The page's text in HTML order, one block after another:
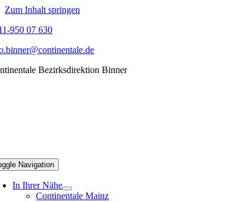
Zum Inhalt springen
950 07 630
Bezirksdirektion Binner
Navigation
In Ihrer Nähe
Continentale Mainz